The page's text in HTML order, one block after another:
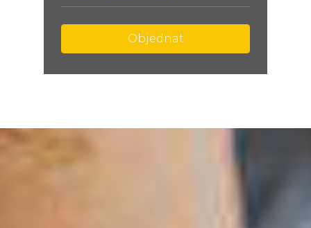
Objednat